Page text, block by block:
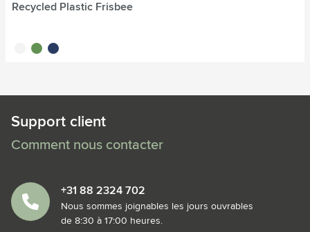
Recycled Plastic Frisbee
blancvert bleu
Support client
Comment nous contacter
+31 88 2324 702
Nous sommes joignables les jours ouvrables
de 8:30 à 17:00 heures.